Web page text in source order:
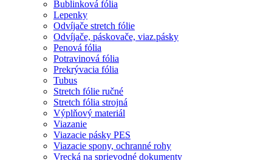
Bublinková fólia
Lepenky
Odvíjače stretch fólie
Odvíjače, páskovače, viaz.pásky
Penová fólia
Potravinová fólia
Prekrývacia fólia
Tubus
Stretch fólie ručné
Stretch fólia strojná
Výplňový materiál
Viazanie
Viazacie pásky PES
Viazacie spony, ochranné rohy
Vrecká na sprievodné dokumenty